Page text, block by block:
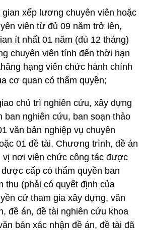
xếp lương chuyên viên hoặc
viên từ đủ 09 năm trở lên,
ít nhất 01 năm (đủ 12 tháng)
chuyên viên tính đến thời hạn
hạng viên chức hành chính
cơ quan có thẩm quyền;
chủ trì nghiên cứu, xây dựng
ban nghiên cứu, ban soạn thảo
văn bản nghiệp vụ chuyên
01 đề tài, Chương trình, đề án
nơi viên chức công tác được
cấp có thẩm quyền ban
thu (phải có quyết định của
cử tham gia xây dựng, văn
đề án, đề tài nghiên cứu khoa
bản xác nhận đề án, đề tài đã